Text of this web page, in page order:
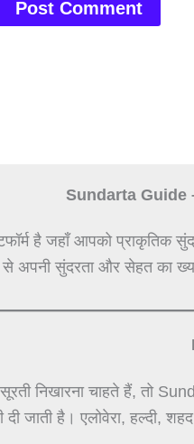
Sundarta Guide
है जहाँ आपको प्राकृतिक
अपनी सुंदरता और सेहत का
निखारना चाहते हैं, तो
दी जाती है। एलोवेरा,